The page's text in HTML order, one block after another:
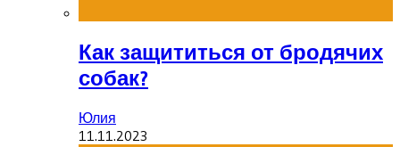
Как защититься от бродячих
собак?
Юлия
11.11.2023